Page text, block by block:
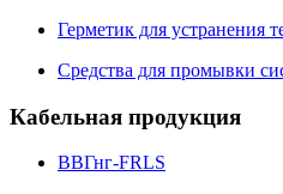
Герметик для устранения
Средства для промывки
Кабельная продукция
ВВГнг-FRLS